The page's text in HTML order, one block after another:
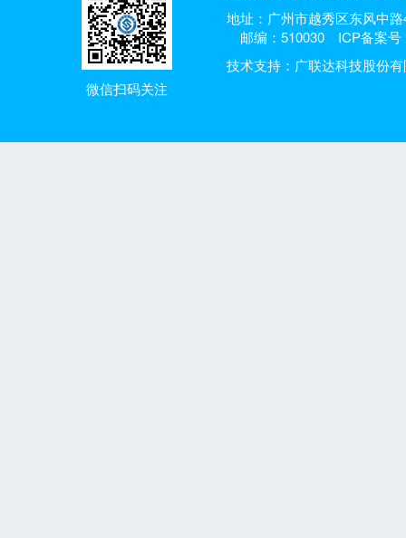
微信扫码关注
地址：广州市越秀区东风中
邮编：510030
ICP备案号
技术支持：广联达科技股份